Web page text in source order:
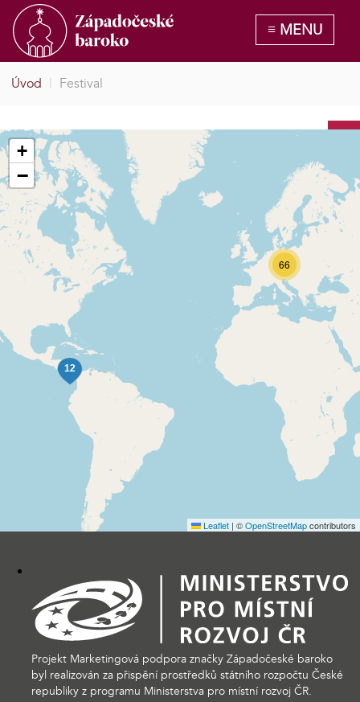
Úvod | Festival
66
+
−
Leaflet | ©OpenStreetMapcontributors
Projekt Marketingová podpora značky Západočeské baroko
byl realizován za přispění prostředků státního rozpočtu České
republiky z programu Ministerstva pro místní rozvoj ČR.